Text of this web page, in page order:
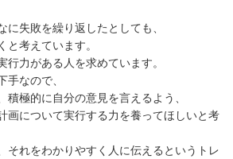
に失敗を繰り返したとしても、
と考えています。
行力がある人を求めています。
手なので、
積極的に自分の意見を言えるよう、
画について実行する力を養ってほしいと考
それをわかりやすく人に伝えるというトレ